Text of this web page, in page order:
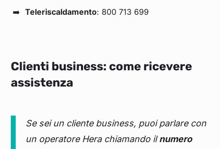
Teleriscaldamento: 800 713 699
Clienti business: come ricevere
assistenza
Se sei un cliente business, puoi parlare con
un operatore Hera chiamando ilnumero